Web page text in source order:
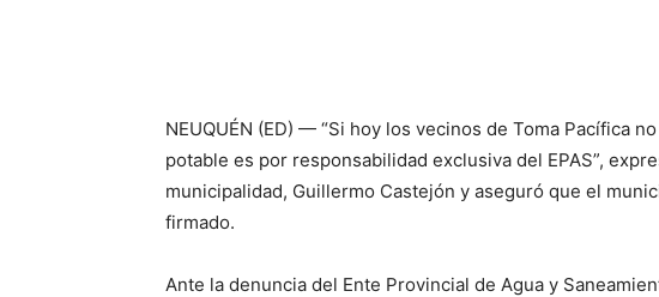
NEUQUÉN (ED) — “Si hoy los vecinos de Toma Pacífica
potable es por responsabilidad exclusiva del EPAS”,
municipalidad, Guillermo Castejón y aseguró que el
firmado.
Ante la denuncia del Ente Provincial de Agua y